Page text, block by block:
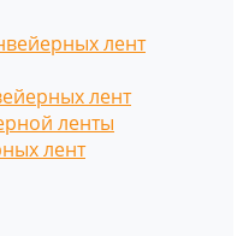
лент
лент
ленты
лент